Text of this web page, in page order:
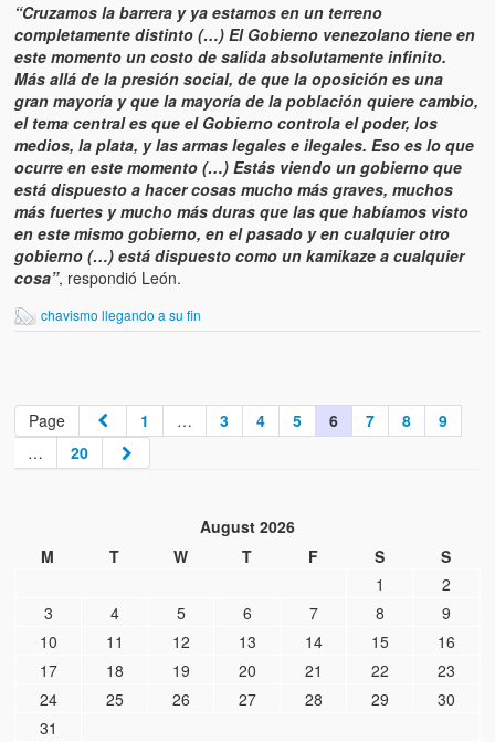
“Cruzamos la barrera y ya estamos en un terreno
completamente distinto (…) El Gobierno venezolano tiene en
este momento un costo de salida absolutamente infinito.
Más allá de la presión social, de que la oposición es una
gran mayoría y que la mayoría de la población quiere cambio,
el tema central es que el Gobierno controla el poder, los
medios, la plata, y las armas legales e ilegales. Eso es lo que
ocurre en este momento (…) Estás viendo un gobierno que
está dispuesto a hacer cosas mucho más graves, muchos
más fuertes y mucho más duras que las que habíamos visto
en este mismo gobierno, en el pasado y en cualquier otro
gobierno (…) está dispuesto como un kamikaze a cualquier
cosa”, respondió León.
chavismo llegando a su fin
Page 1 … 3 4 5 6 7 8
9
…
20
August 2026
M
T W T F S
S
1
2
3
4 5 6 7 8
9
10
11 12 13 14 15
16
17
18 19 20 21 22
23
24
25 26 27 28 29
30
31